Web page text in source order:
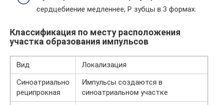
сердцебиение медленнее, P зубцы в 3 формах.
Классификация по месту расположения
участка образования импульсов
Вид
Локализация
Синоатриально
реципрокная
Импульсы создаются в
синоатриальном участке